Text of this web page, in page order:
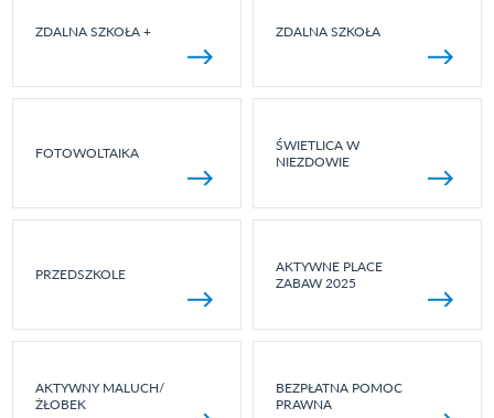
ZDALNA SZKOŁA + ZDALNA SZKOŁA
FOTOWOLTAIKA
ŚWIETLICA W
NIEZDOWIE
PRZEDSZKOLE
AKTYWNE PLACE
ZABAW 2025
AKTYWNY MALUCH/
ŻŁOBEK
BEZPŁATNA POMOC
PRAWNA